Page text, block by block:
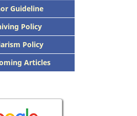
Guideline
Policy
Policy
Articles